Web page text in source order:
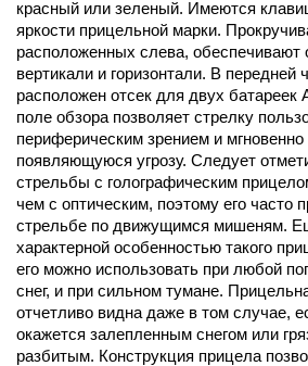
красный или зеленый. Имеются
яркости прицельной марки.
расположенных слева, обеспечивают
вертикали и горизонтали. В передней
расположен отсек для двух
поле обзора позволяет стрелку
периферическим зрением и мгновенно
появляющуюся угрозу. Следует
стрельбы с голографическим
чем с оптическим, поэтому его часто
стрельбе по движущимся мишеням.
характерной особенностью такого
его можно использовать при любой
снег, и при сильном тумане.
отчетливо видна даже в том случае,
окажется залепленным снегом или
разбитым. Конструкция прицела